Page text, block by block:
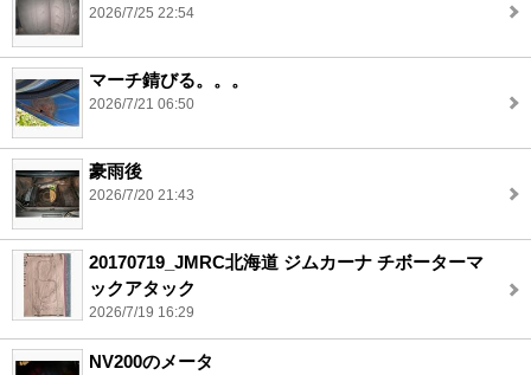
2026/7/25 22:54
マーチ錆びる。。。
2026/7/21 06:50
豪雨後
2026/7/20 21:43
20170719_JMRC北海道 ジムカーナ チボーターマ
ックアタック
2026/7/19 16:29
NV200のメータ